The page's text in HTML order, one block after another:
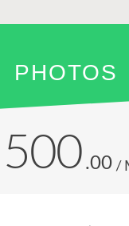
PHOTOS
500 .00 /